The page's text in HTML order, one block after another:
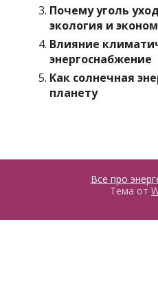
Почему уголь
экология и
Влияние
энергоснабжение
Как солнечная
планету
Все про
Тема от